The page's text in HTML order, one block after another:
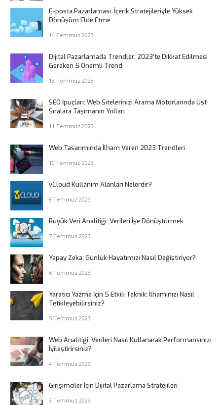
E-posta Pazarlaması: İçerik Stratejileriyle Yüksek
Dönüşüm Elde Etme
14 Temmuz 2023
Dijital Pazarlamada Trendler: 2023’te Dikkat Edilmesi
Gereken 5 Önemli Trend
13 Temmuz 2023
SEO İpuçları: Web Sitelerinizi Arama Motorlarında Üst
Sıralara Taşımanın Yolları
11 Temmuz 2023
Web Tasarımında İlham Veren 2023 Trendleri
10 Temmuz 2023
vCloud Kullanım Alanları Nelerdir?
8 Temmuz 2023
Büyük Veri Analitiği: Verileri İşe Dönüştürmek
7 Temmuz 2023
Yapay Zeka: Günlük Hayatımızı Nasıl Değiştiriyor?
6 Temmuz 2023
Yaratıcı Yazma İçin 5 Etkili Teknik: İlhamınızı Nasıl
Tetikleyebilirsiniz?
5 Temmuz 2023
Web Analitiği: Verileri Nasıl Kullanarak Performansınızı
İyileştirirsiniz?
4 Temmuz 2023
Girişimciler İçin Dijital Pazarlama Stratejileri
3 Temmuz 2023